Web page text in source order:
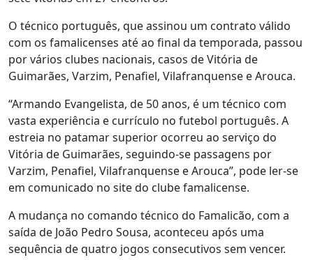
O técnico português, que assinou um contrato válido
com os famalicenses até ao final da temporada, passou
por vários clubes nacionais, casos de Vitória de
Guimarães, Varzim, Penafiel, Vilafranquense e Arouca.
“Armando Evangelista, de 50 anos, é um técnico com
vasta experiência e currículo no futebol português. A
estreia no patamar superior ocorreu ao serviço do
Vitória de Guimarães, seguindo-se passagens por
Varzim, Penafiel, Vilafranquense e Arouca”, pode ler-se
em comunicado no site do clube famalicense.
A mudança no comando técnico do Famalicão, com a
saída de João Pedro Sousa, aconteceu após uma
sequência de quatro jogos consecutivos sem vencer.